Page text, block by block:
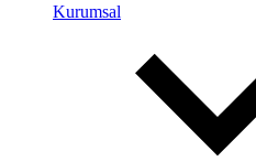
Kurumsal